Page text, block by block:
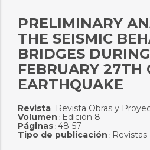
PRELIMINARY
THE SEISMIC
BRIDGES
FEBRUARY 27TH
EARTHQUAKE
Revista: Revista Obras y
Volumen : Edición 8
Páginas: 48-57
Tipo de publicación : Revistas